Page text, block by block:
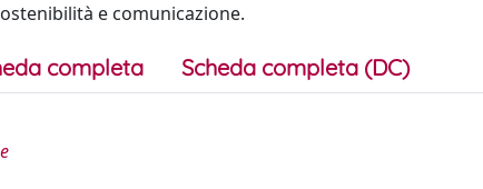
e comunicazione.
completa Scheda completa (DC)